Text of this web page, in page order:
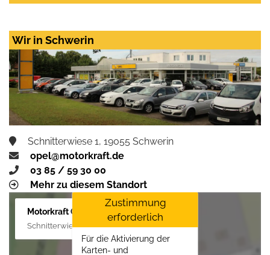
Wir in Schwerin
Schnitterwiese 1, 19055 Schwerin
opel@motorkraft.de
03 85 / 59 30 00
Mehr zu diesem Standort
Motorkraft GmbH
Schnitterwiese 1, 19055 Schwerin
Zustimmung
erforderlich
Für die Aktivierung der
Karten- und